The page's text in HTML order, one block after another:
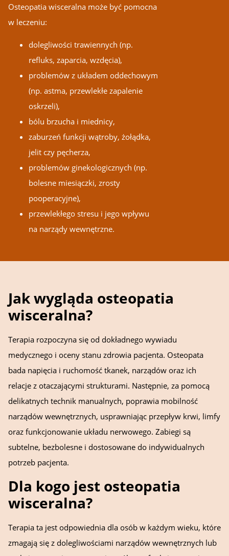
Osteopatia wisceralna może być pomocna
w leczeniu:
dolegliwości trawiennych (np.
refluks, zaparcia, wzdęcia),
problemów z układem oddechowym
(np. astma, przewlekłe zapalenie
oskrzeli),
bólu brzucha i miednicy,
zaburzeń funkcji wątroby, żołądka,
jelit czy pęcherza,
problemów ginekologicznych (np.
bolesne miesiączki, zrosty
pooperacyjne),
przewlekłego stresu i jego wpływu
na narządy wewnętrzne.
Jak wygląda osteopatia
wisceralna?
Terapia rozpoczyna się od dokładnego wywiadu
medycznego i oceny stanu zdrowia pacjenta. Osteopata
bada napięcia i ruchomość tkanek, narządów oraz ich
relacje z otaczającymi strukturami. Następnie, za pomocą
delikatnych technik manualnych, poprawia mobilność
narządów wewnętrznych, usprawniając przepływ krwi, limfy
oraz funkcjonowanie układu nerwowego. Zabiegi są
subtelne, bezbolesne i dostosowane do indywidualnych
potrzeb pacjenta.
Dla kogo jest osteopatia
wisceralna?
Terapia ta jest odpowiednia dla osób w każdym wieku, które
zmagają się z dolegliwościami narządów wewnętrznych lub